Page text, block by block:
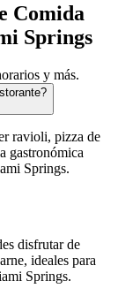
Comida
Springs
y más.
ravioli, pizza de
gastronómica
Springs.
disfrutar de
ideales para
Springs.